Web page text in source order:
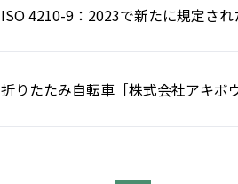
ISO 4210-9：2023で新たに規定さ
折りたたみ自転車［株式会社アキボ